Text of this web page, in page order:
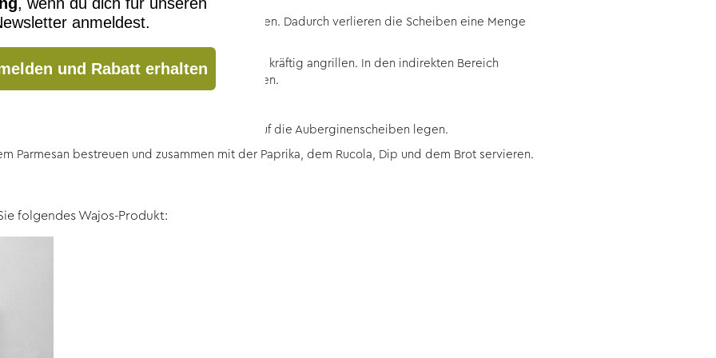
Seiten salzen und auf ein Küchentuch legen. Dadurch verlieren die Scheiben eine Menge
mit Olivenöl bestreichen und von beiden Seiten kräftig angrillen. In den indirekten Bereich
bestreichen und den Schafskäse darauf verteilen.
geschmolzen ist, die Frühlingszwiebeln auf die Auberginenscheiben legen.
Parmesan bestreuen und zusammen mit der Paprika, dem Rucola, Dip und dem Brot servieren.
folgendes Wajos-Produkt:
anmeldest.
und Rabatt erhalten